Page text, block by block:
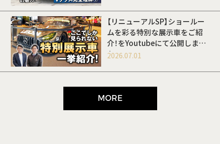
【リニューアルSP】ショールー
ムを彩る特別な展示車をご紹
介！をYoutubeにて公開しまし
た
2026.07.01
MORE